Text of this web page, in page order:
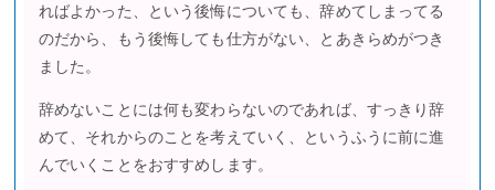
ればよかった、という後悔についても、辞めてしまってる
のだから、もう後悔しても仕方がない、とあきらめがつき
ました。
辞めないことには何も変わらないのであれば、すっきり辞
めて、それからのことを考えていく、というふうに前に進
んでいくことをおすすめします。